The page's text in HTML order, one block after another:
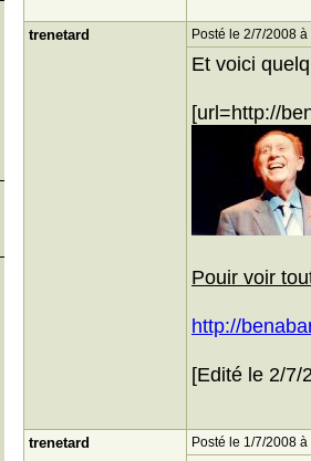
trenetard Posté le 2/7/2008
Et voici
[url=http://
Pouir voir
http://
[Edité le 2/7/
trenetard Posté le 1/7/2008